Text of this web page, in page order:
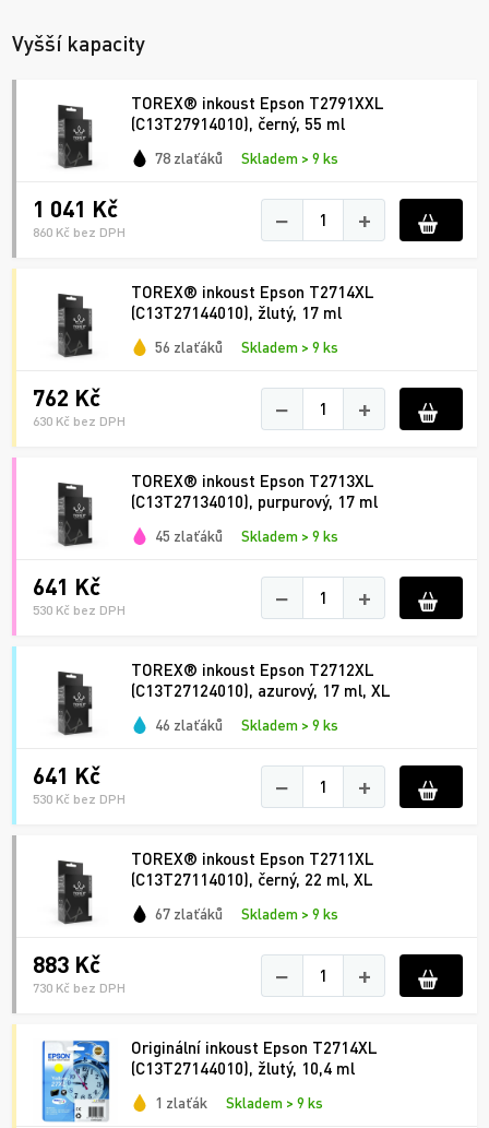
Vyšší kapacity
TOREX® inkoust Epson T2791XXL
(C13T27914010), černý, 55 ml
78 zlaťáků Skladem > 9 ks
1 041 Kč
860 Kč bez DPH − +
TOREX® inkoust Epson T2714XL
(C13T27144010), žlutý, 17 ml
56 zlaťáků Skladem > 9 ks
762 Kč
630 Kč bez DPH − +
TOREX® inkoust Epson T2713XL
(C13T27134010), purpurový, 17 ml
45 zlaťáků Skladem > 9 ks
641 Kč
530 Kč bez DPH − +
TOREX® inkoust Epson T2712XL
(C13T27124010), azurový, 17 ml, XL
46 zlaťáků Skladem > 9 ks
641 Kč
530 Kč bez DPH − +
TOREX® inkoust Epson T2711XL
(C13T27114010), černý, 22 ml, XL
67 zlaťáků Skladem > 9 ks
883 Kč
730 Kč bez DPH − +
Originální inkoust Epson T2714XL
(C13T27144010), žlutý, 10,4 ml
1 zlaťák Skladem > 9 ks